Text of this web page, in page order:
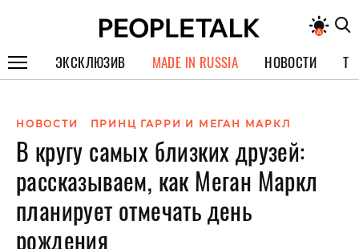
ЭКСКЛЮЗИВ
СПЕЦПРОЕКТЫ
ИНТЕРВЬЮ
ПОКОЛЕНИЕ
MADE IN RUSSIA НОВОСТИ
НОВОСТИ ПРИНЦ ГАРРИ И МЕГАН МАРКЛ
В кругу самых близких друзей:
рассказываем, как Меган Маркл
планирует отмечать день
рождения